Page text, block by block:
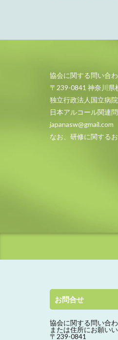
協会に関する問い合
〒239-0841 神奈川県
独立行政法人国立病
日本アルコール関連
japanasw@gmail.com
なお、研修に関する
お問合せ
協会に関する問い合わ
または住所にお願いい
〒239-0841